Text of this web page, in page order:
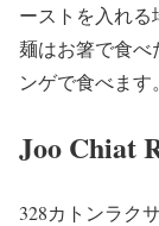
ーストを入れる
麺はお箸で食
ンゲで食べます。
Joo Chiat
328カトンラク